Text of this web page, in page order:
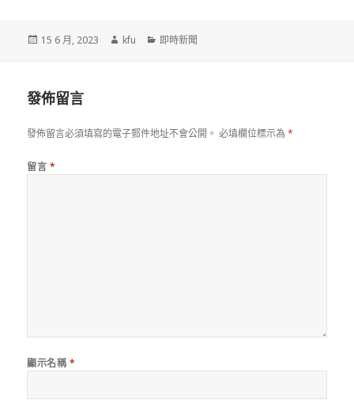
發
15 6 月, 2023
作
kfu
分
即時新聞
發佈留言
發佈留言必須填寫的電子郵件地址不會公開。 必填欄位標示為*
留言 *
顯示名稱 *